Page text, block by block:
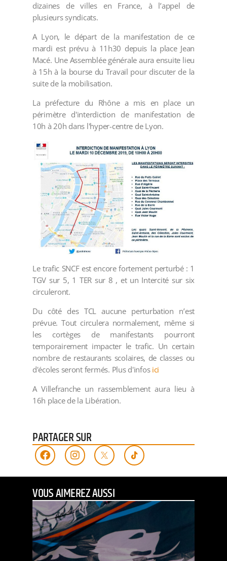
dizaines de villes en France, à l’appel de
plusieurs syndicats.
A Lyon, le départ de la manifestation de ce
mardi est prévu à 11h30 depuis la place Jean
Macé. Une Assemblée générale aura ensuite lieu
à 15h à la bourse du Travail pour discuter de la
suite de la mobilisation.
La préfecture du Rhône a mis en place un
périmètre d'interdiction de manifestation de
10h à 20h dans l'hyper-centre de Lyon.
Le trafic SNCF est encore fortement perturbé : 1
TGV sur 5, 1 TER sur 8 , et un Intercité sur six
circuleront.
Du côté des TCL aucune perturbation n’est
prévue. Tout circulera normalement, même si
les cortèges de manifestants pourront
temporairement impacter le trafic. Un certain
nombre de restaurants scolaires, de classes ou
d'écoles seront fermés. Plus d'infos ici
A Villefranche un rassemblement aura lieu à
16h place de la Libération.
PARTAGER SUR
VOUS AIMEREZ AUSSI